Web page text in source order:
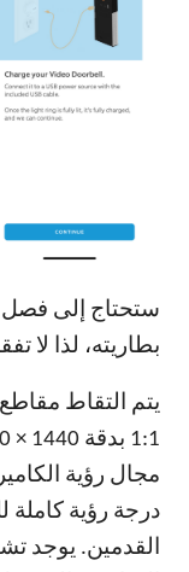
بطاريته، لذا لا
يتم التقاط
درجة رؤية
القدمين. يوجد